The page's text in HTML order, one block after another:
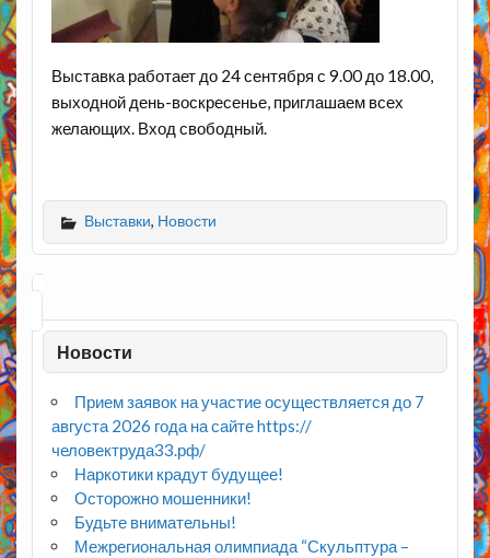
Выставка работает до 24 сентября с 9.00 до 18.00,
выходной день-воскресенье, приглашаем всех
желающих. Вход свободный.
Выставки, Новости
Новости
Прием заявок на участие осуществляется до 7
августа 2026 года на сайте https://
человектруда33.рф/
Наркотики крадут будущее!
Осторожно мошенники!
Будьте внимательны!
Межрегиональная олимпиада “Скульптура –